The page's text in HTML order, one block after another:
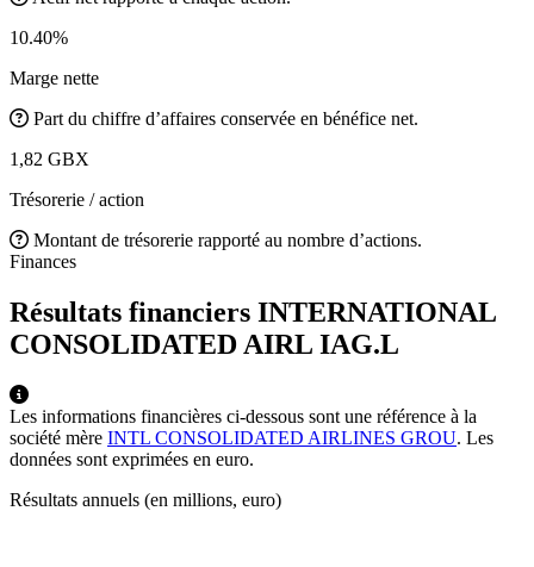
10.40%
Marge nette
Part du chiffre d’affaires conservée en bénéfice net.
1,82 GBX
Trésorerie / action
Montant de trésorerie rapporté au nombre d’actions.
Finances
Résultats financiers INTERNATIONAL
CONSOLIDATED AIRL IAG.L
Les informations financières ci-dessous sont une référence à la
société mère INTL CONSOLIDATED AIRLINES GROU. Les
données sont exprimées en euro.
Résultats annuels (en millions, euro)